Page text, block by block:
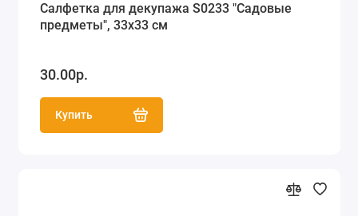
Салфетка для декупажа S0233 "Садовые
предметы", 33х33 см
30.00р.
Купить